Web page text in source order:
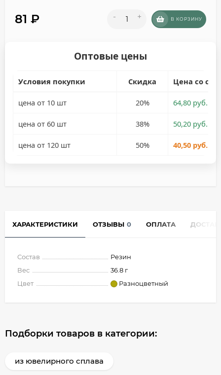
81 ₽ - + В КОРЗИНУ
Оптовые цены
Условия покупки Скидка Цена со
цена от 10 шт 20% 64,80 руб.
цена от 60 шт 38% 50,20 руб.
цена от 120 шт 50% 40,50 руб.
ХАРАКТЕРИСТИКИ ОТЗЫВЫ 0 ОПЛАТА
Состав
Резин
Вес
36.8 г
Цвет
Разноцветный
Подборки товаров в категории:
из ювелирного сплава